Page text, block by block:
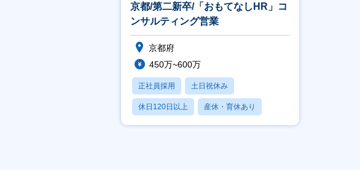
京都/第二新卒/「おもてなしHR」コ
ンサルティング営業
京都府
450万~600万
正社員採用 土日祝休み
休日120日以上 産休・育休あり
賞与あり